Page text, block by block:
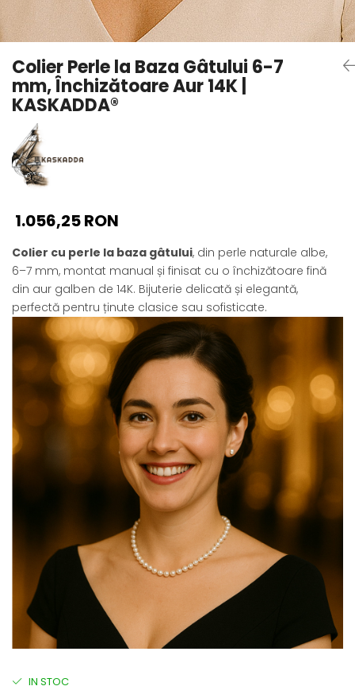
Seturi Perle cu Argint
Brățări cu Perle
Pandantive cu Perle
Brose cu Perle
Colier Perle la Baza Gâtului 6-7
mm, Închizătoare Aur 14K |
KASKADDA®
1.056,25 RON
Colier cu perle la baza gâtului, din perle naturale albe,
6–7 mm, montat manual și finisat cu o închizătoare fină
din aur galben de 14K. Bijuterie delicată și elegantă,
perfectă pentru ținute clasice sau sofisticate.
IN STOC